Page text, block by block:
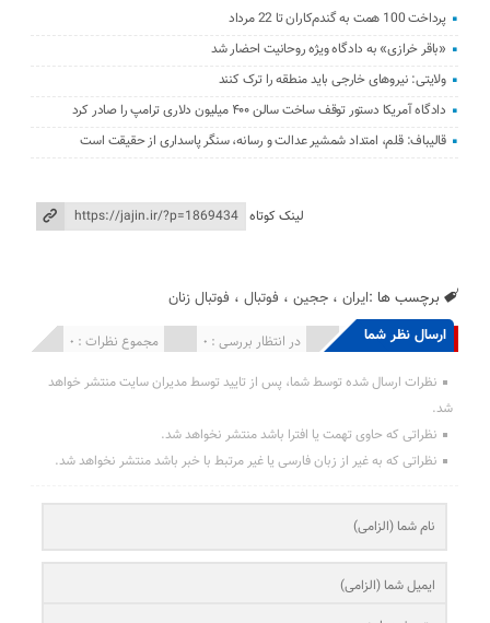
پرداخت 100 همت به گندم‌کاران تا 22 مرداد
«باقر خرازی» به دادگاه ویژه روحانیت احضار شد
ولایتی: نیرو‌های خارجی باید منطقه را ترک کنند
دادگاه آمریکا دستور توقف ساخت سالن ۴۰۰ میلیون دلاری ترامپ را صادر کرد
قالیباف: قلم، امتداد شمشیر عدالت و رسانه، سنگر پاسداری از حقیقت است
لینک کوتاه
برچسب ها :ایران ،ججین ، فوتبال ، فوتبال زنان
ارسال نظر شما مجموع نظرات : 0 در انتظار بررسی : 0 انتشار یافته : 0
نظرات ارسال شده توسط شما، پس از تایید توسط مدیران سایت منتشر خواهد
شد.
نظراتی که حاوی تهمت یا افترا باشد منتشر نخواهد شد.
نظراتی که به غیر از زبان فارسی یا غیر مرتبط با خبر باشد منتشر نخواهد شد.